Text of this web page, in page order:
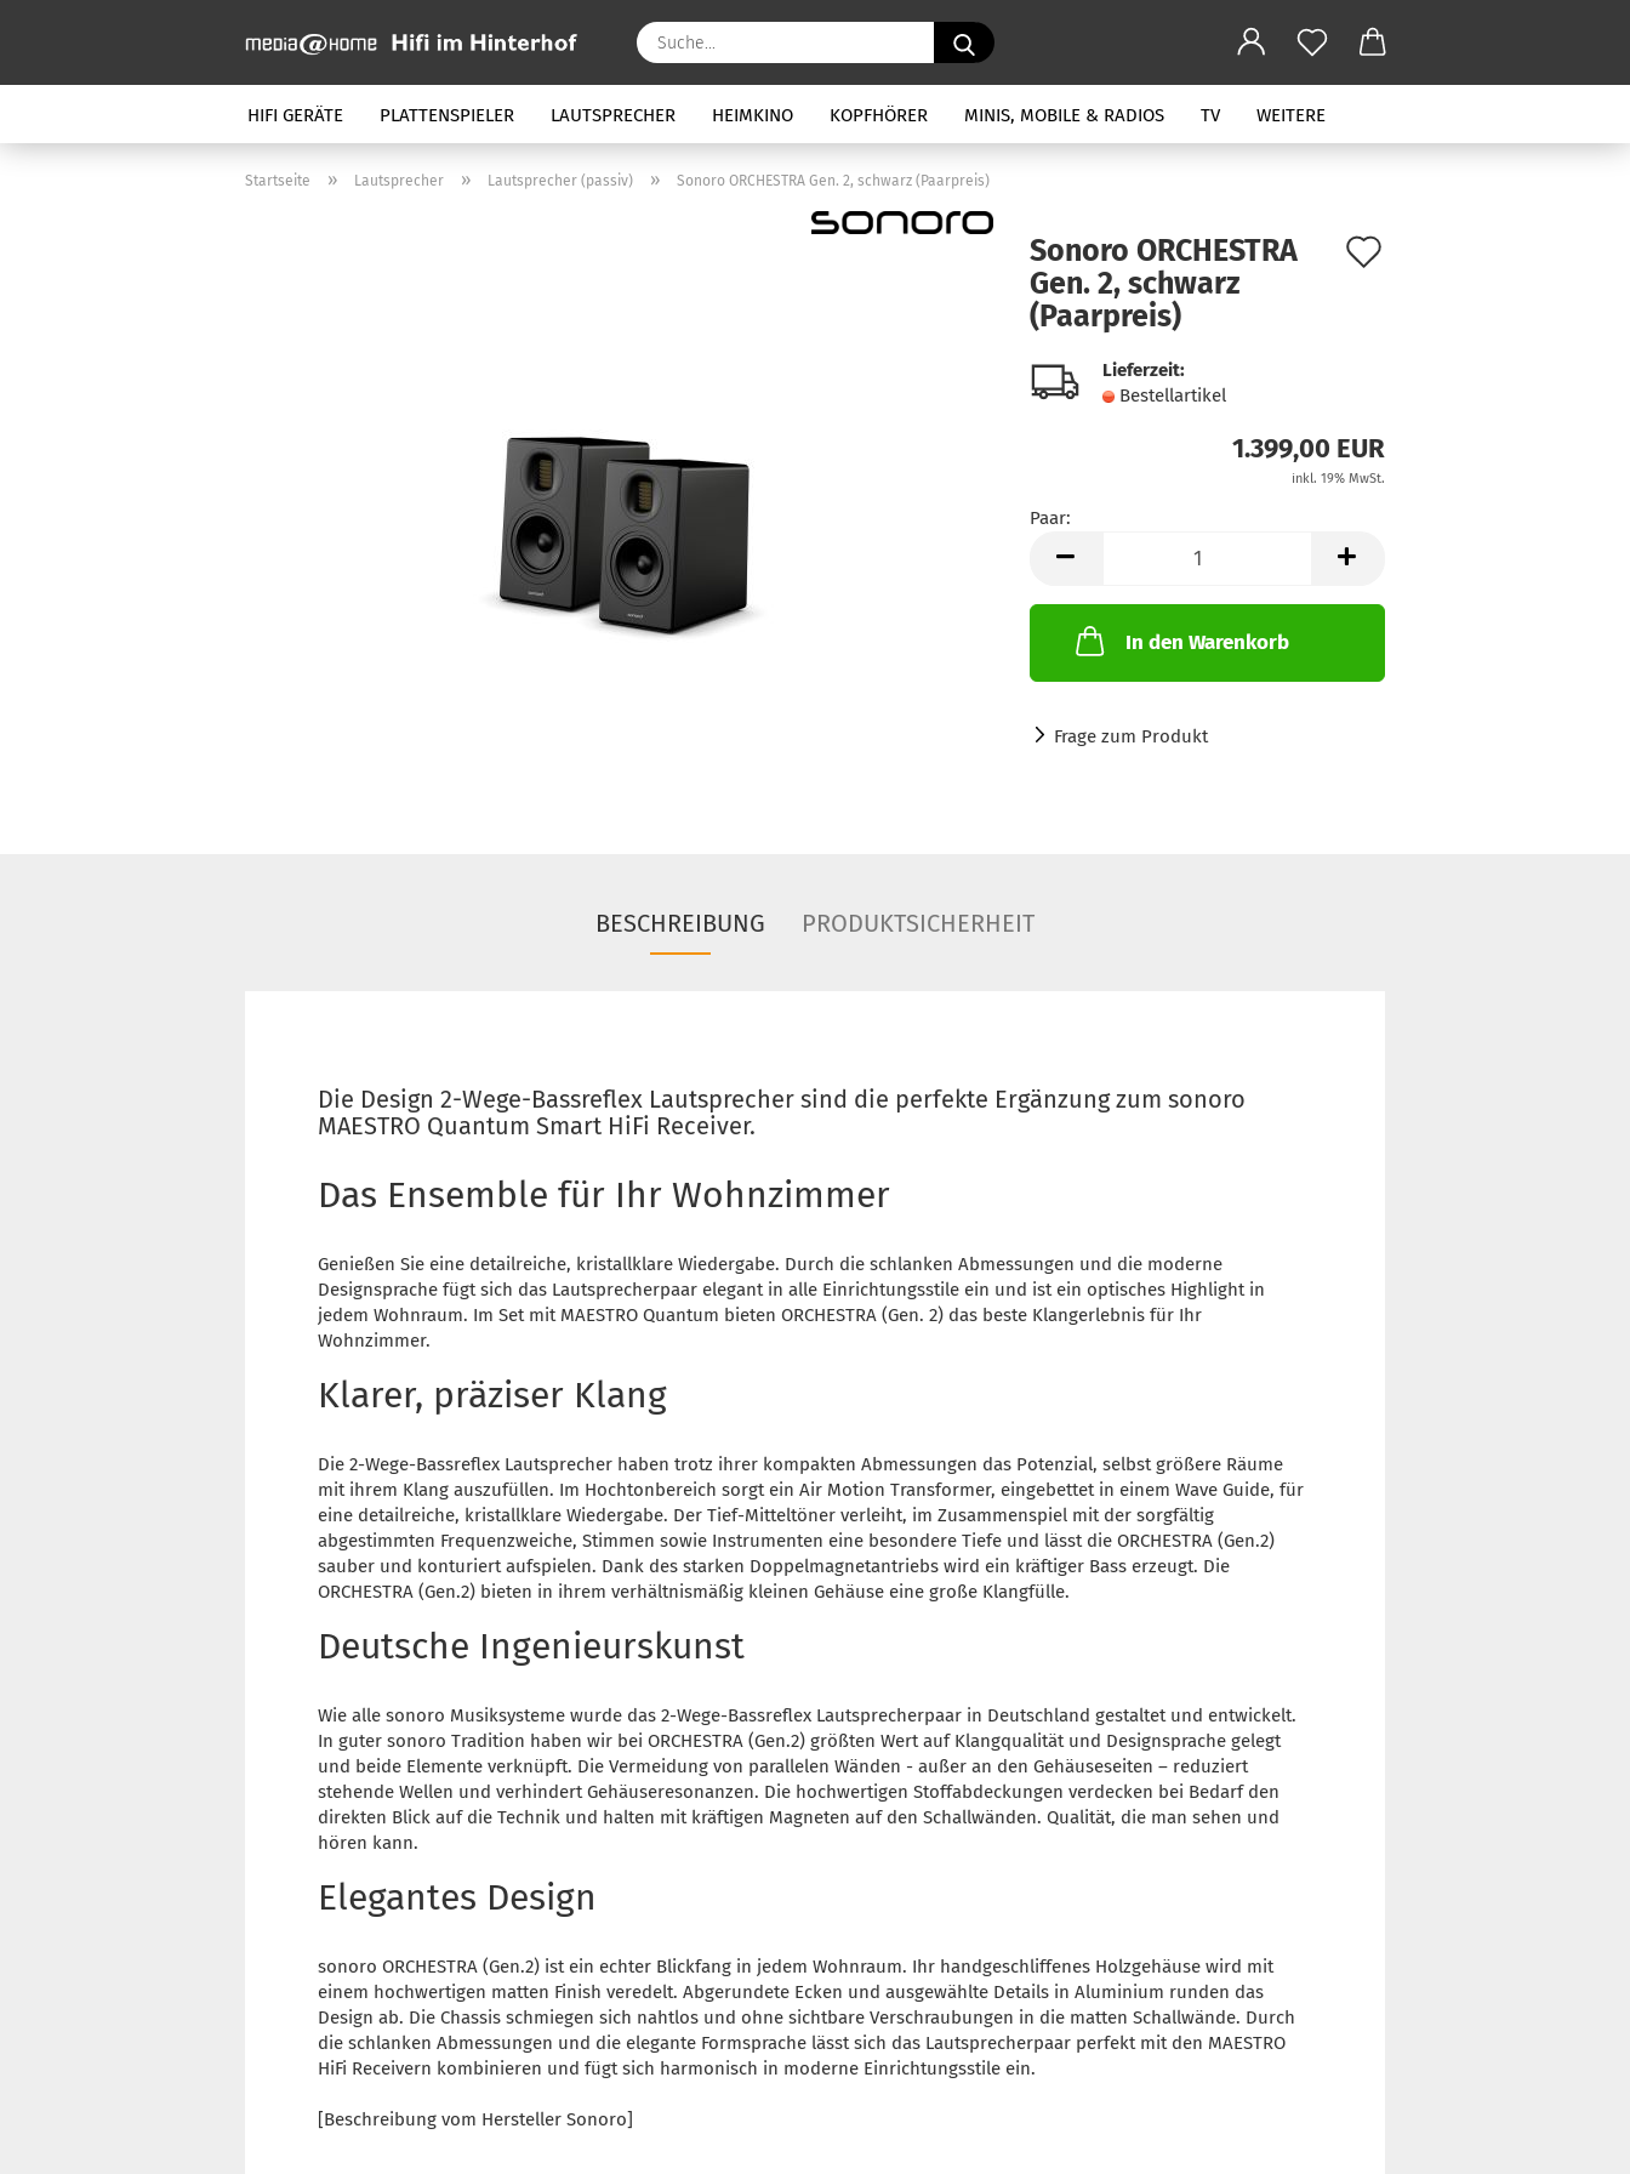
Suche...
HIFI GERÄTE PLATTENSPIELER LAUTSPRECHER HEIMKINO KOPFHÖRER MINIS, MOBILE & RADIOS TV WEITERE
Startseite » Lautsprecher » Lautsprecher (passiv) » Sonoro ORCHESTRA Gen. 2, schwarz (Paarpreis)
Sonoro ORCHESTRA
Gen. 2, schwarz
(Paarpreis)
Lieferzeit:
Bestellartikel
1.399,00 EUR
inkl. 19% MwSt.
Paar:
Paar
In den Warenkorb
Frage zum Produkt
BESCHREIBUNG PRODUKTSICHERHEIT
Die Design 2-Wege-Bassreflex Lautsprecher sind die perfekte Ergänzung zum sonoro
MAESTRO Quantum Smart HiFi Receiver.
Das Ensemble für Ihr Wohn­zimmer
Genießen Sie eine detailreiche, kristallklare Wiedergabe. Durch die schlanken Abmessungen und die moderne
Designsprache fügt sich das Lautsprecherpaar elegant in alle Einrichtungsstile ein und ist ein optisches Highlight in
jedem Wohnraum. Im Set mit MAESTRO Quantum bieten ORCHESTRA (Gen. 2) das beste Klangerlebnis für Ihr
Wohnzimmer.
Klarer, präziser Klang
Die 2-Wege-Bassreflex Lautsprecher haben trotz ihrer kompakten Abmessungen das Potenzial, selbst größere Räume
mit ihrem Klang auszufüllen. Im Hochtonbereich sorgt ein Air Motion Transformer, eingebettet in einem Wave Guide, für
eine detailreiche, kristallklare Wiedergabe. Der Tief-Mitteltöner verleiht, im Zusammenspiel mit der sorgfältig
abgestimmten Frequenzweiche, Stimmen sowie Instrumenten eine besondere Tiefe und lässt die ORCHESTRA (Gen.2)
sauber und konturiert aufspielen. Dank des starken Doppelmagnetantriebs wird ein kräftiger Bass erzeugt. Die
ORCHESTRA (Gen.2) bieten in ihrem verhältnismäßig kleinen Gehäuse eine große Klangfülle.
Deutsche Ingenieurs­kunst
Wie alle sonoro Musiksysteme wurde das 2-Wege-Bassreflex Lautsprecherpaar in Deutschland gestaltet und entwickelt.
In guter sonoro Tradition haben wir bei ORCHESTRA (Gen.2) größten Wert auf Klangqualität und Designsprache gelegt
und beide Elemente verknüpft. Die Vermeidung von parallelen Wänden - außer an den Gehäuseseiten – reduziert
stehende Wellen und verhindert Gehäuseresonanzen. Die hochwertigen Stoffabdeckungen verdecken bei Bedarf den
direkten Blick auf die Technik und halten mit kräftigen Magneten auf den Schallwänden. Qualität, die man sehen und
hören kann.
Elegantes Design
sonoro ORCHESTRA (Gen.2) ist ein echter Blickfang in jedem Wohnraum. Ihr handgeschliffenes Holzgehäuse wird mit
einem hochwertigen matten Finish veredelt. Abgerundete Ecken und ausgewählte Details in Aluminium runden das
Design ab. Die Chassis schmiegen sich nahtlos und ohne sichtbare Verschraubungen in die matten Schallwände. Durch
die schlanken Abmessungen und die elegante Formsprache lässt sich das Lautsprecherpaar perfekt mit den MAESTRO
HiFi Receivern kombinieren und fügt sich harmonisch in moderne Einrichtungsstile ein.
[Beschreibung vom Hersteller Sonoro]